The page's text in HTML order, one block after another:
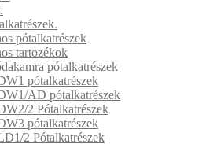
pótalkatrészek
tartozékok
pótalkatrészek
pótalkatrészek
AD pótalkatrészek
2 Pótalkatrészek
pótalkatrészek
2 Pótalkatrészek